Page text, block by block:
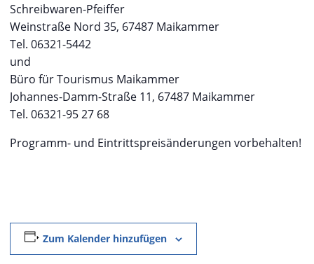
Schreibwaren-Pfeiffer
Weinstraße Nord 35, 67487 Maikammer
Tel. 06321-5442
und
Büro für Tourismus Maikammer
Johannes-Damm-Straße 11, 67487 Maikammer
Tel. 06321-95 27 68
Programm- und Eintrittspreisänderungen vorbehalten!
Zum Kalender hinzufügen